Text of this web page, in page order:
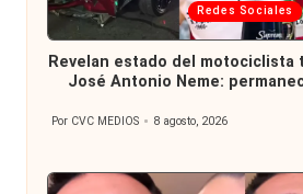
Publicada
en
Redes Sociales
Revelan estado del motociclista
José Antonio Neme:
Publicado
Por CVC MEDIOS 8 agosto, 2026